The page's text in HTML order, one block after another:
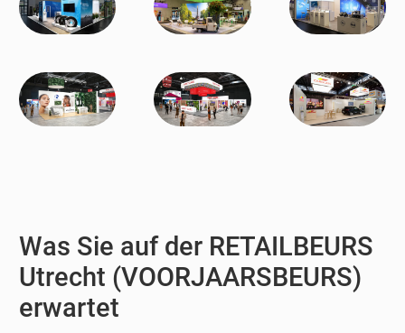
Was Sie auf der RETAILBEURS
Utrecht (VOORJAARSBEURS)
erwartet